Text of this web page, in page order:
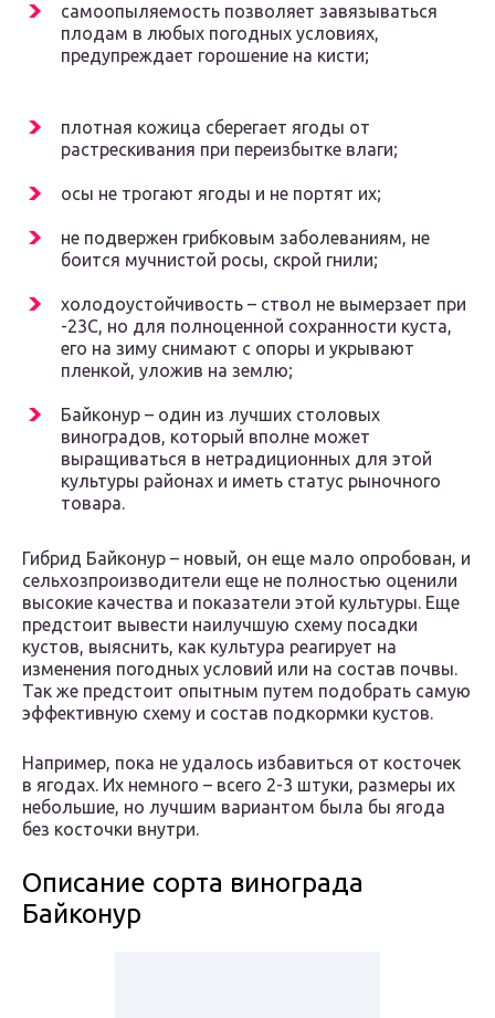
самоопыляемость позволяет завязываться
плодам в любых погодных условиях,
предупреждает горошение на кисти;
плотная кожица сберегает ягоды от
растрескивания при переизбытке влаги;
осы не трогают ягоды и не портят их;
не подвержен грибковым заболеваниям, не
боится мучнистой росы, скрой гнили;
холодоустойчивость – ствол не вымерзает при
-23С, но для полноценной сохранности куста,
его на зиму снимают с опоры и укрывают
пленкой, уложив на землю;
Байконур – один из лучших столовых
виноградов, который вполне может
выращиваться в нетрадиционных для этой
культуры районах и иметь статус рыночного
товара.
Гибрид Байконур – новый, он еще мало опробован, и
сельхозпроизводители еще не полностью оценили
высокие качества и показатели этой культуры. Еще
предстоит вывести наилучшую схему посадки
кустов, выяснить, как культура реагирует на
изменения погодных условий или на состав почвы.
Так же предстоит опытным путем подобрать самую
эффективную схему и состав подкормки кустов.
Например, пока не удалось избавиться от косточек
в ягодах. Их немного – всего 2-3 штуки, размеры их
небольшие, но лучшим вариантом была бы ягода
без косточки внутри.
Описание сорта винограда
Байконур